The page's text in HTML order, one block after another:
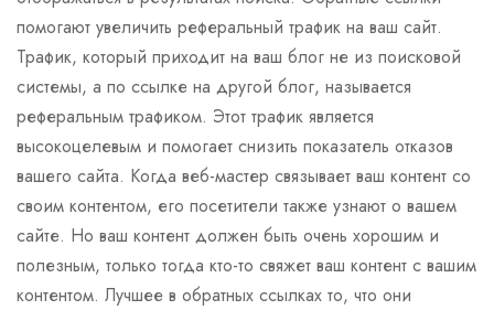
помогают увеличить реферальный трафик на ваш сайт.
Трафик, который приходит на ваш блог не из поисковой
системы, а по ссылке на другой блог, называется
реферальным трафиком. Этот трафик является
высокоцелевым и помогает снизить показатель отказов
вашего сайта. Когда веб-мастер связывает ваш контент со
своим контентом, его посетители также узнают о вашем
сайте. Но ваш контент должен быть очень хорошим и
полезным, только тогда кто-то свяжет ваш контент с вашим
контентом. Лучшее в обратных ссылках то, что они